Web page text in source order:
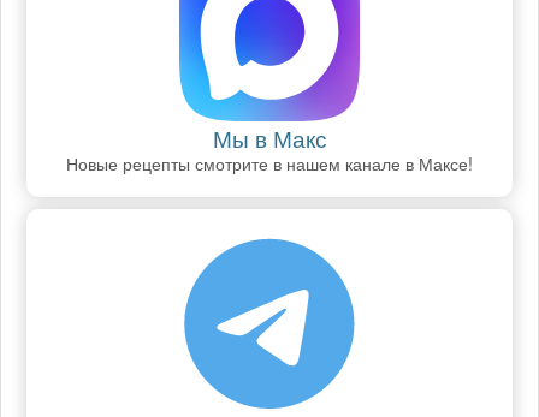
Мы в Макс
Новые рецепты смотрите в нашем канале в Максе!